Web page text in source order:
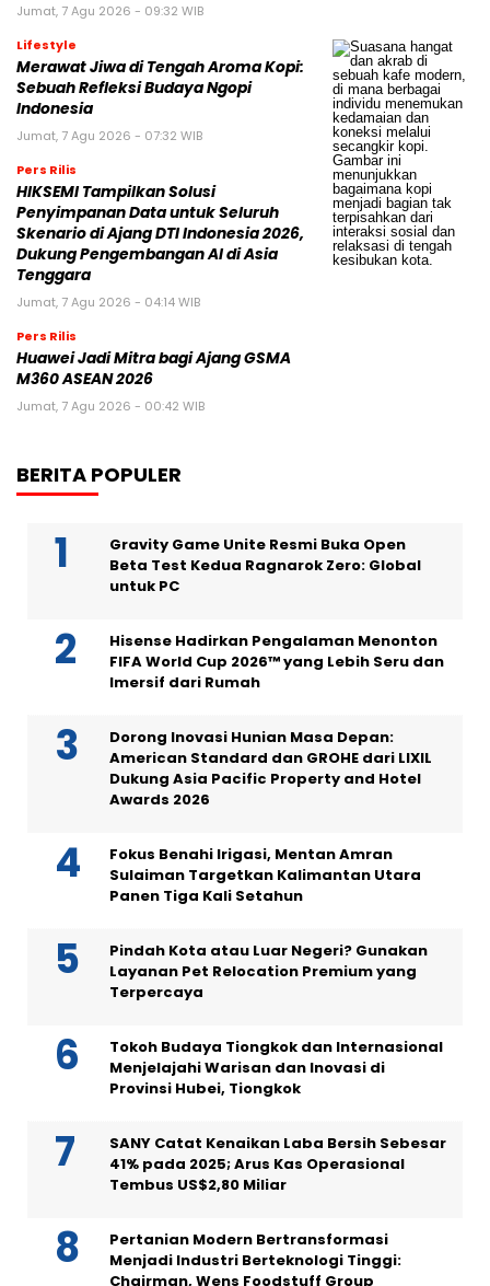
Jumat, 7 Agu 2026 - 09:32 WIB
Lifestyle
Merawat Jiwa di Tengah Aroma Kopi:
Sebuah Refleksi Budaya Ngopi
Indonesia
Jumat, 7 Agu 2026 - 07:32 WIB
Pers Rilis
HIKSEMI Tampilkan Solusi
Penyimpanan Data untuk Seluruh
Skenario di Ajang DTI Indonesia 2026,
Dukung Pengembangan AI di Asia
Tenggara
Jumat, 7 Agu 2026 - 04:14 WIB
Pers Rilis
Huawei Jadi Mitra bagi Ajang GSMA
M360 ASEAN 2026
Jumat, 7 Agu 2026 - 00:42 WIB
BERITA POPULER
Gravity Game Unite Resmi Buka Open
Beta Test Kedua Ragnarok Zero: Global
untuk PC
Hisense Hadirkan Pengalaman Menonton
FIFA World Cup 2026™ yang Lebih Seru dan
Imersif dari Rumah
Dorong Inovasi Hunian Masa Depan:
American Standard dan GROHE dari LIXIL
Dukung Asia Pacific Property and Hotel
Awards 2026
Fokus Benahi Irigasi, Mentan Amran
Sulaiman Targetkan Kalimantan Utara
Panen Tiga Kali Setahun
Pindah Kota atau Luar Negeri? Gunakan
Layanan Pet Relocation Premium yang
Terpercaya
Tokoh Budaya Tiongkok dan Internasional
Menjelajahi Warisan dan Inovasi di
Provinsi Hubei, Tiongkok
SANY Catat Kenaikan Laba Bersih Sebesar
41% pada 2025; Arus Kas Operasional
Tembus US$2,80 Miliar
Pertanian Modern Bertransformasi
Menjadi Industri Berteknologi Tinggi:
Chairman, Wens Foodstuff Group